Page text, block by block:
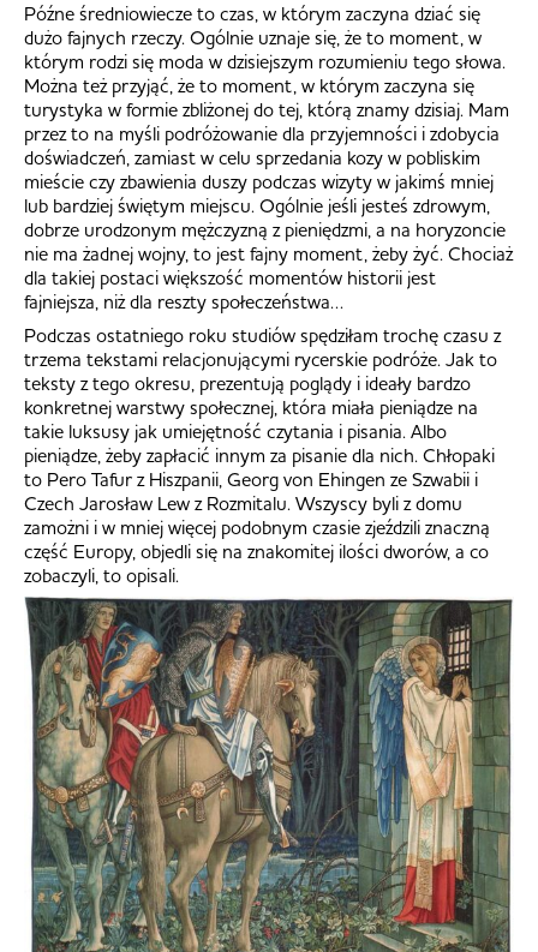
Późne średniowiecze to czas, w którym zaczyna dziać się
dużo fajnych rzeczy. Ogólnie uznaje się, że to moment, w
którym rodzi się moda w dzisiejszym rozumieniu tego słowa.
Można też przyjąć, że to moment, w którym zaczyna się
turystyka w formie zbliżonej do tej, którą znamy dzisiaj. Mam
przez to na myśli podróżowanie dla przyjemności i zdobycia
doświadczeń, zamiast w celu sprzedania kozy w pobliskim
mieście czy zbawienia duszy podczas wizyty w jakimś mniej
lub bardziej świętym miejscu. Ogólnie jeśli jesteś zdrowym,
dobrze urodzonym mężczyzną z pieniędzmi, a na horyzoncie
nie ma żadnej wojny, to jest fajny moment, żeby żyć. Chociaż
dla takiej postaci większość momentów historii jest
fajniejsza, niż dla reszty społeczeństwa…
Podczas ostatniego roku studiów spędziłam trochę czasu z
trzema tekstami relacjonującymi rycerskie podróże. Jak to
teksty z tego okresu, prezentują poglądy i ideały bardzo
konkretnej warstwy społecznej, która miała pieniądze na
takie luksusy jak umiejętność czytania i pisania. Albo
pieniądze, żeby zapłacić innym za pisanie dla nich. Chłopaki
to Pero Tafur z Hiszpanii, Georg von Ehingen ze Szwabii i
Czech Jarosław Lew z Rozmitalu. Wszyscy byli z domu
zamożni i w mniej więcej podobnym czasie zjeździli znaczną
część Europy, objedli się na znakomitej ilości dworów, a co
zobaczyli, to opisali.